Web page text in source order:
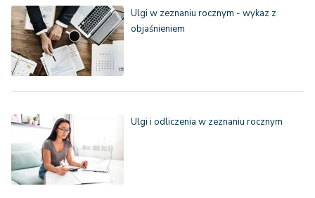
Ulgi w zeznaniu rocznym - wykaz z
objaśnieniem
Ulgi i odliczenia w zeznaniu rocznym